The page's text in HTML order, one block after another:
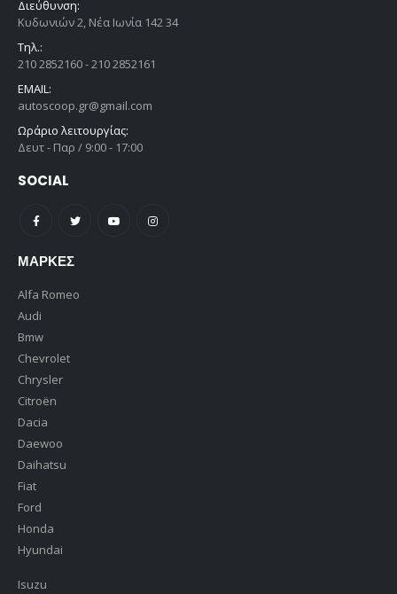
Διεύθυνση:
Κυδωνιών 2, Νέα Ιωνία 142 34
Τηλ.:
210 2852160 - 210 2852161
EMAIL:
autoscoop.gr@gmail.com
Ωράριο λειτουργίας:
Δευτ - Παρ / 9:00 - 17:00
SOCIAL
ΜΆΡΚΕΣ
Alfa Romeo
Audi
Bmw
Chevrolet
Chrysler
Citroën
Dacia
Daewoo
Daihatsu
Fiat
Ford
Honda
Hyundai
Isuzu